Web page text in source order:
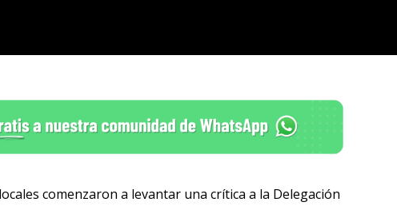
comenzaron a levantar una crítica a la Delegación